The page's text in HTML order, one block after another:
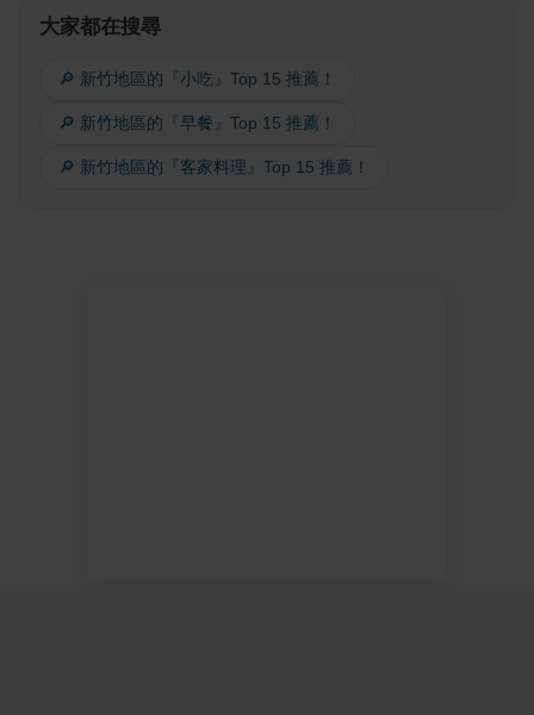
大家都在搜尋
🔎 新竹地區的『小吃』Top 15 推薦！
🔎 新竹地區的『早餐』Top 15 推薦！
🔎 新竹地區的『客家料理』Top 15 推薦！